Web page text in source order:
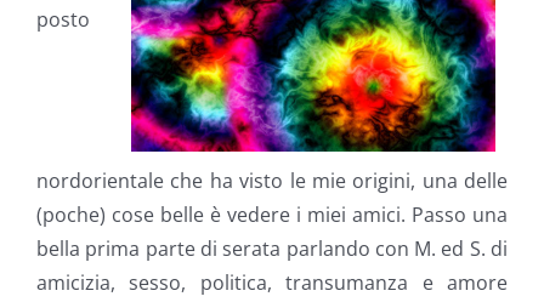
posto
nordorientale che ha visto le mie origini, una delle
(poche) cose belle è vedere i miei amici. Passo una
bella prima parte di serata parlando con M. ed S. di
amicizia, sesso, politica, transumanza e amore